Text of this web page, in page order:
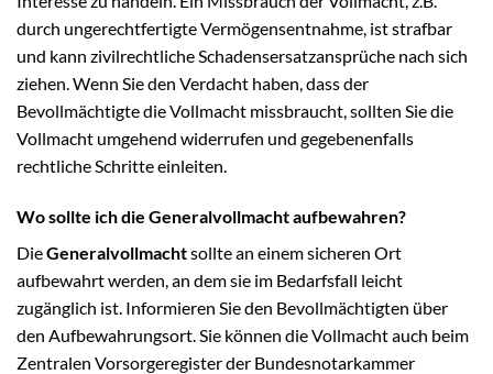
durch ungerechtfertigte Vermögensentnahme, ist strafbar
und kann zivilrechtliche Schadensersatzansprüche nach sich
ziehen. Wenn Sie den Verdacht haben, dass der
Bevollmächtigte die Vollmacht missbraucht, sollten Sie die
Vollmacht umgehend widerrufen und gegebenenfalls
rechtliche Schritte einleiten.
Wo sollte ich die Generalvollmacht aufbewahren?
DieGeneralvollmachtsollte an einem sicheren Ort
aufbewahrt werden, an dem sie im Bedarfsfall leicht
zugänglich ist. Informieren Sie den Bevollmächtigten über
den Aufbewahrungsort. Sie können die Vollmacht auch beim
Zentralen Vorsorgeregister der Bundesnotarkammer